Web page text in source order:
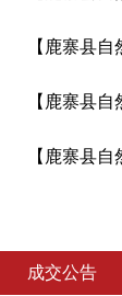
成交公告